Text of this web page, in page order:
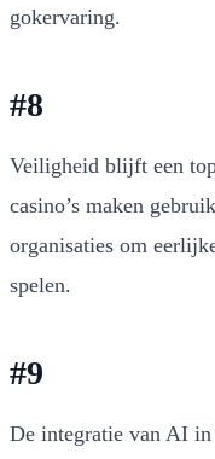
gokervaring.
#8
Veiligheid blijft een
casino’s maken
organisaties om
spelen.
#9
De integratie van AI in